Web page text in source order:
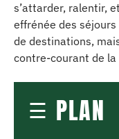
s’attarder, ralentir,
effrénée des
de destinations,
contre-courant de
PLAN